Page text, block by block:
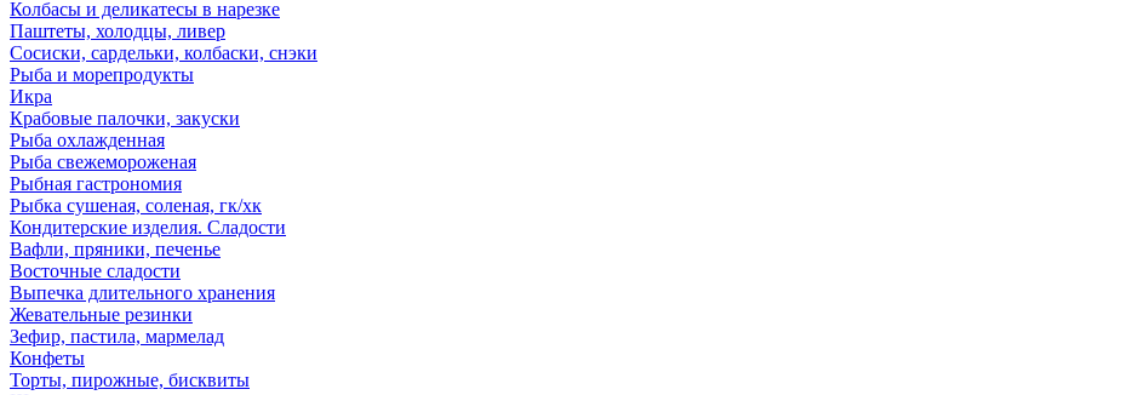
Колбасы и деликатесы в нарезке
Паштеты, холодцы, ливер
Сосиски, сардельки, колбаски, снэки
Рыба и морепродукты
Икра
Крабовые палочки, закуски
Рыба охлажденная
Рыба свежемороженая
Рыбная гастрономия
Рыбка сушеная, соленая, гк/хк
Кондитерские изделия. Сладости
Вафли, пряники, печенье
Восточные сладости
Выпечка длительного хранения
Жевательные резинки
Зефир, пастила, мармелад
Конфеты
Торты, пирожные, бисквиты